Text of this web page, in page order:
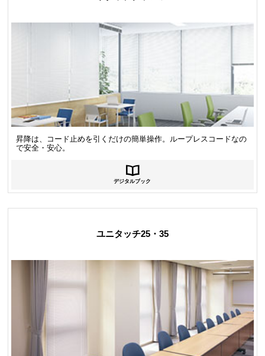
昇降は、コード止めを引くだけの簡単操作。ループレスコードなの
で安全・安心。
デジタルブック
ユニタッチ25・35